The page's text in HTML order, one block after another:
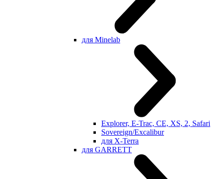
для Minelab
Explorer, E-Trac, CE, XS, 2, Safari
Sovereign/Excalibur
для X-Terra
для GARRETT